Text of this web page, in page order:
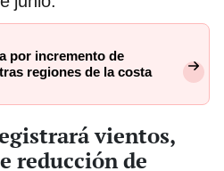
por incremento de
regiones de la costa
vientos,
reducción de